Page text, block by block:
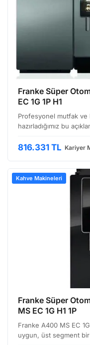
Franke Süper
EC 1G 1P H1
Profesyonel mutfak ve
hazırladığımız bu
inceleyeceğiz. Bu
816.331 TL Kariyer
Kahve Makineleri
Franke Süper
MS EC 1G H1 1P
Franke A400 MS EC
uygun, üst segment